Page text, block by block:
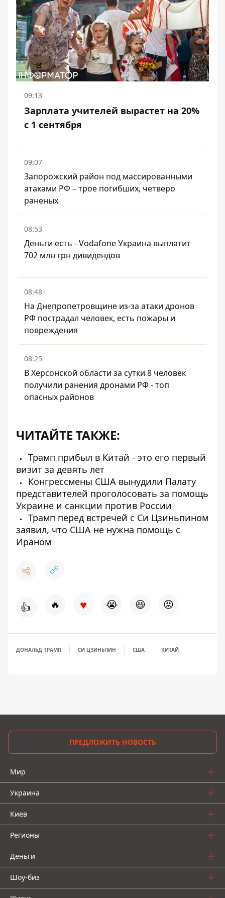
09:13
Зарплата учителей вырастет на 20%
с 1 сентября
09:07
Запорожский район под массированными
атаками РФ – трое погибших, четверо
раненых
08:53
Деньги есть - Vodafone Украина выплатит
702 млн грн дивидендов
08:48
На Днепропетровщине из-за атаки дронов
РФ пострадал человек, есть пожары и
повреждения
08:25
В Херсонской области за сутки 8 человек
получили ранения дронами РФ - топ
опасных районов
ЧИТАЙТЕ ТАКЖЕ:
Трамп прибыл в Китай - это его первый
визит за девять лет
Конгрессмены США вынудили Палату
представителей проголосовать за помощь
Украине и санкции против России
Трамп перед встречей с Си Цзиньпином
заявил, что США не нужна помощь с
Ираном
👍 🔥 ♥ 😭 😆 😡
ДОНАЛЬД ТРАМП СИ ЦЗИНЬПИН США КИТАЙ
ПРЕДЛОЖИТЬ НОВОСТЬ
Мир
Украина
Киев
Регионы
Деньги
Шоу-биз